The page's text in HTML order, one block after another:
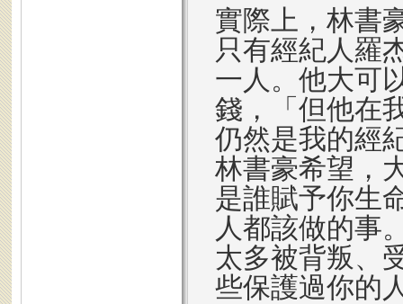
實際上，林書
只有經紀人羅
一人。他大可
錢，「但他在
仍然是我的經
林書豪希望，
是誰賦予你生
人都該做的事
太多被背叛、
些保護過你的